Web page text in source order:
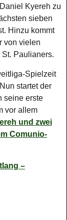
Kyereh zu
sieben
Hinzu kommt
von vielen
Paulianers.
Spielzeit
startet der
seine erste
vor allem
und zwei
Comunio-
–